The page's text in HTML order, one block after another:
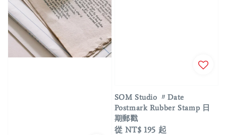
SOM Studio 〃Date
Postmark Rubber Stamp 日
期郵戳
Regular
從 NT$ 195 起